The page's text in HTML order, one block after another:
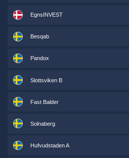
EgnsINVEST
Besqab
Pandox
Slottsviken B
Fast Balder
Solnaberg
Hufvudstaden A